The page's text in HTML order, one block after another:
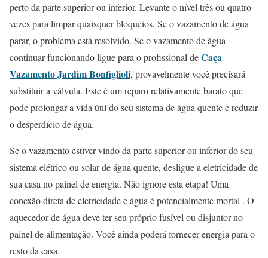
perto da parte superior ou inferior. Levante o nível três ou quatro
vezes para limpar quaisquer bloqueios. Se o vazamento de água
parar, o problema está resolvido. Se o vazamento de água
continuar funcionando ligue para o profissional deCaça
Vazamento Jardim Bonfiglioli, provavelmente você precisará
substituir a válvula. Este é um reparo relativamente barato que
pode prolongar a vida útil do seu sistema de água quente e reduzir
o desperdício de água.
Se o vazamento estiver vindo da parte superior ou inferior do seu
sistema elétrico ou solar de água quente, desligue a eletricidade de
sua casa no painel de energia. Não ignore esta etapa! Uma
conexão direta de eletricidade e água é potencialmente mortal . O
aquecedor de água deve ter seu próprio fusível ou disjuntor no
painel de alimentação. Você ainda poderá fornecer energia para o
resto da casa.